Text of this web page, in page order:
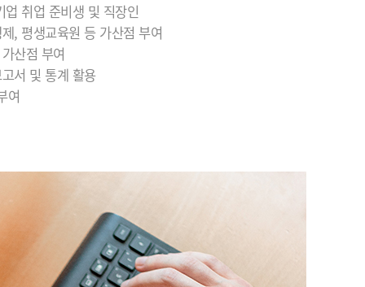
취업 준비생 및 직장인
, 평생교육원 등 가산점 부여
산점 부여
서 및 통계 활용
여